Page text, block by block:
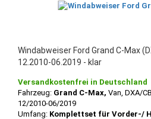
Windabweiser Ford Grand C-Max
12.2010-06.2019 - klar
Versandkostenfrei in Deutschland
Fahrzeug: Grand C-Max, Van, DXA/
12/2010-06/2019
Umfang: Komplettset für Vorder-/